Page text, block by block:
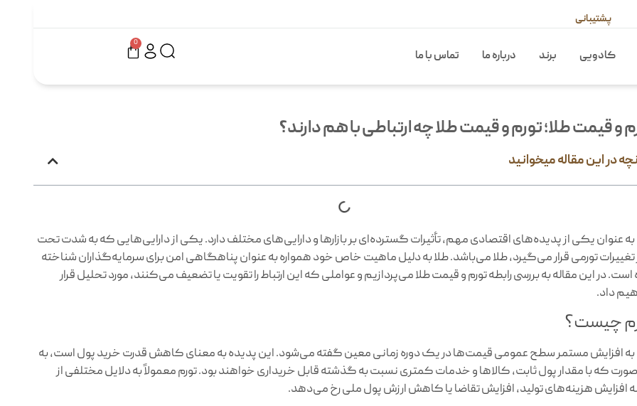
پشتیبانی
کادویی برند درباره ما تماس با ما
0
و قیمت طلا؛ تورم و قیمت طلا چه ارتباطی با هم دارند؟
در این مقاله میخوانید
به عنوان یکی از پدیده‌های اقتصادی مهم، تأثیرات گسترده‌ای بر بازارها و دارایی‌های مختلف دارد. یکی از دارایی‌هایی که به شدت تحت
تغییرات تورمی قرار می‌گیرد، طلا می‌باشد‌. طلا به دلیل ماهیت خاص خود همواره به عنوان پناهگاهی امن برای سرمایه‌گذاران شناخته
در این مقاله به بررسی رابطه تورم و قیمت طلا می‌پردازیم و عواملی که این ارتباط را تقویت یا تضعیف می‌کنند، مورد تحلیل قرار
داد.
چیست؟
به افزایش مستمر سطح عمومی قیمت‌ها در یک دوره زمانی معین گفته می‌شود. این پدیده به معنای کاهش قدرت خرید پول است، به
که با مقدار پول ثابت، کالاها و خدمات کمتری نسبت به گذشته قابل خریداری خواهند بود. تورم معمولاً به دلایل مختلفی از
افزایش هزینه‌های تولید، افزایش تقاضا یا کاهش ارزش پول ملی رخ می‌دهد.